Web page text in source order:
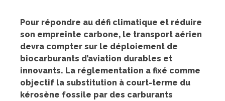
Pour répondre au défi climatique et réduire
son empreinte carbone, le transport aérien
devra compter sur le déploiement de
biocarburants d’aviation durables et
innovants. La réglementation a fixé comme
objectif la substitution à court-terme du
kérosène fossile par des carburants